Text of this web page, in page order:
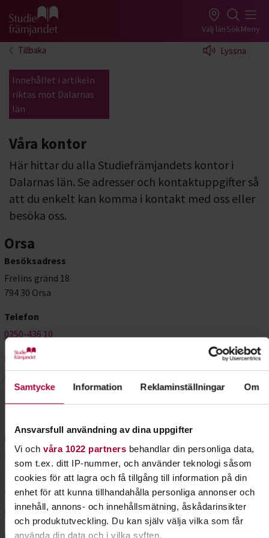
Samtycke Information Reklaminställningar Om
Ansvarsfull användning av dina uppgifter
Vi och våra 1022 partnersbehandlar din personliga data,
som t.ex. ditt IP-nummer, och använder teknologi såsom
cookies för att lagra och få tillgång till information på din
enhet för att kunna tillhandahålla personliga annonser och
innehåll, annons- och innehållsmätning, åskådarinsikter
och produktutveckling. Du kan själv välja vilka som får
använda din data och i vilka syften.
Gå till studiefrämjandets startsida Välj länSökMeny
Tillbaka Lyssna
Innehållet i artikeln
riktas mot Dalarnas
län
Våra kontor
Här hittar du alla Studiefrämjandets kontor i
Dalarnas län. Se adresser och kontaktuppgifter så
att du enkelt kan komma i kontakt med oss eller
besöka oss.
Orsa
Besöksadress
Frelins gränd 18
794 30 Orsa
Telefon
0250-436 10
E-post
dalarna@studieframjandet.se
Besöksadress
Insjövägen 13
793 41 Insjön
Telefon
0247-131 35